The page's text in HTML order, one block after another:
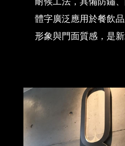
體字廣泛應用於餐飲
形象與門面質感，是